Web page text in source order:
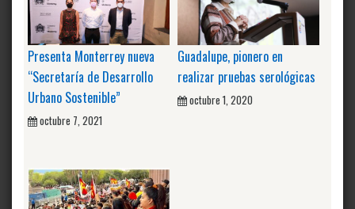
Presenta Monterrey nueva
“Secretaría de Desarrollo
Urbano Sostenible”
octubre 7, 2021
Guadalupe, pionero en
realizar pruebas serológicas
octubre 1, 2020